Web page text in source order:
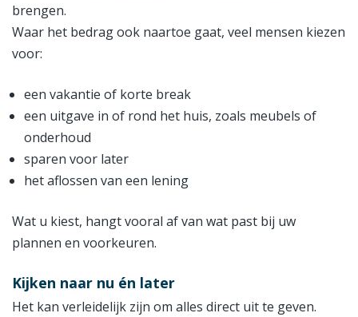
brengen.
Waar het bedrag ook naartoe gaat, veel mensen kiezen
voor:
een vakantie of korte break
een uitgave in of rond het huis, zoals meubels of
onderhoud
sparen voor later
het aflossen van een lening
Wat u kiest, hangt vooral af van wat past bij uw
plannen en voorkeuren.
Kijken naar nu én later
Het kan verleidelijk zijn om alles direct uit te geven.